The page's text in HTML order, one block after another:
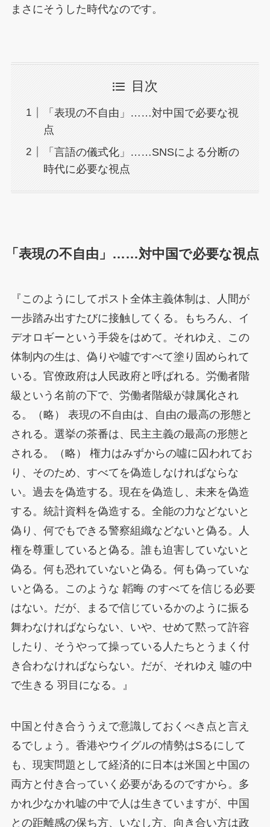
まさにそうした時代なのです。
目次
「表現の不自由」……対中国で必要な視
点
「言語の儀式化」……SNSによる分断の
時代に必要な視点
「表現の不自由」……対中国で必要な視点
『このようにしてポスト全体主義体制は、人間が
一歩踏み出すたびに接触してくる。もちろん、イ
デオロギーという手袋をはめて。それゆえ、この
体制内の生は、偽りや噓ですべて塗り固められて
いる。官僚政府は人民政府と呼ばれる。労働者階
級という名前の下で、労働者階級が隷属化され
る。（略） 表現の不自由は、自由の最高の形態と
される。選挙の茶番は、民主主義の最高の形態と
される。（略）
権力はみずからの噓に囚われてお
り、そのため、すべてを偽造しなければならな
い。過去を偽造する。現在を偽造し、未来を偽造
する。統計資料を偽造する。全能の力などないと
偽り、何でもできる警察組織などないと偽る。人
権を尊重していると偽る。誰も迫害していないと
偽る。何も恐れていないと偽る。何も偽っていな
いと偽る。このような 韜晦 のすべてを信じる必要
はない。だが、まるで信じているかのように振る
舞わなければならない、いや、せめて黙って許容
したり、そうやって操っている人たちとうまく付
き合わなければならない。だが、それゆえ 噓の中
で生きる 羽目になる。
』
中国と付き合ううえで意識しておくべき点と言え
るでしょう。香港やウイグルの情勢はSるにして
も、現実問題として経済的に日本は米国と中国の
両方と付き合っていく必要があるのですから。多
かれ少なかれ嘘の中で人は生きていますが、中国
との距離感の保ち方、いなし方、向き合い方は政